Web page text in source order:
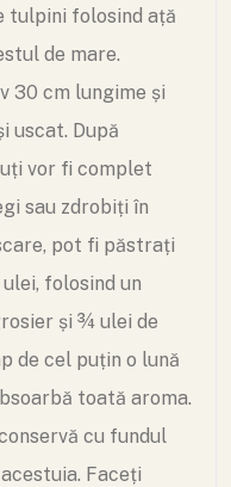
tulpini folosind ață
de mare.
30 cm lungime și
uscat. După
vor fi complet
sau zdrobiți în
pot fi păstrați
folosind un
și ¾ ulei de
de cel puțin o lună
toată aroma.
cu fundul
Faceți